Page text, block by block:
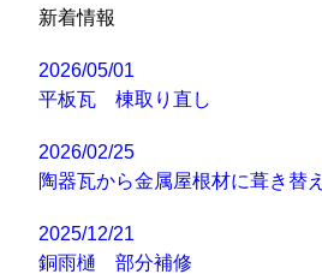
新着情報
2026/05/01
平板瓦 棟取り直し
2026/02/25
陶器瓦から金属屋根材に葺き替え
2025/12/21
銅雨樋 部分補修